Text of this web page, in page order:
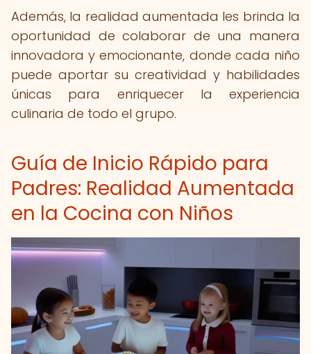
Además, la realidad aumentada les brinda la
oportunidad de colaborar de una manera
innovadora y emocionante, donde cada niño
puede aportar su creatividad y habilidades
únicas para enriquecer la experiencia
culinaria de todo el grupo.
Guía de Inicio Rápido para
Padres: Realidad Aumentada
en la Cocina con Niños